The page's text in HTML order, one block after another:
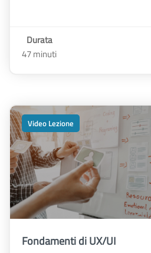
Durata
47 minuti
Video Lezione
Fondamenti di UX/UI